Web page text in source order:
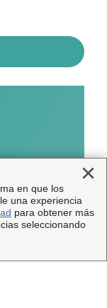
seguro de
en que los
una experiencia
para obtener más
seleccionando